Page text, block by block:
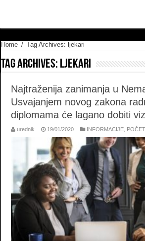
Home / Tag Archives: ljekari
Tag Archives: ljekari
Najtraženija zanimanja u
Usvajanjem novog zakona
diplomama će lagano dobiti
urednik 19/01/2020 INFORMACIJE